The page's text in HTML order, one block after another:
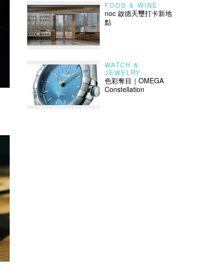
FOOD & WINE
noc 啟德天璽打卡新地
點
WATCH &
JEWELRY
色彩奪目｜OMEGA
Constellation